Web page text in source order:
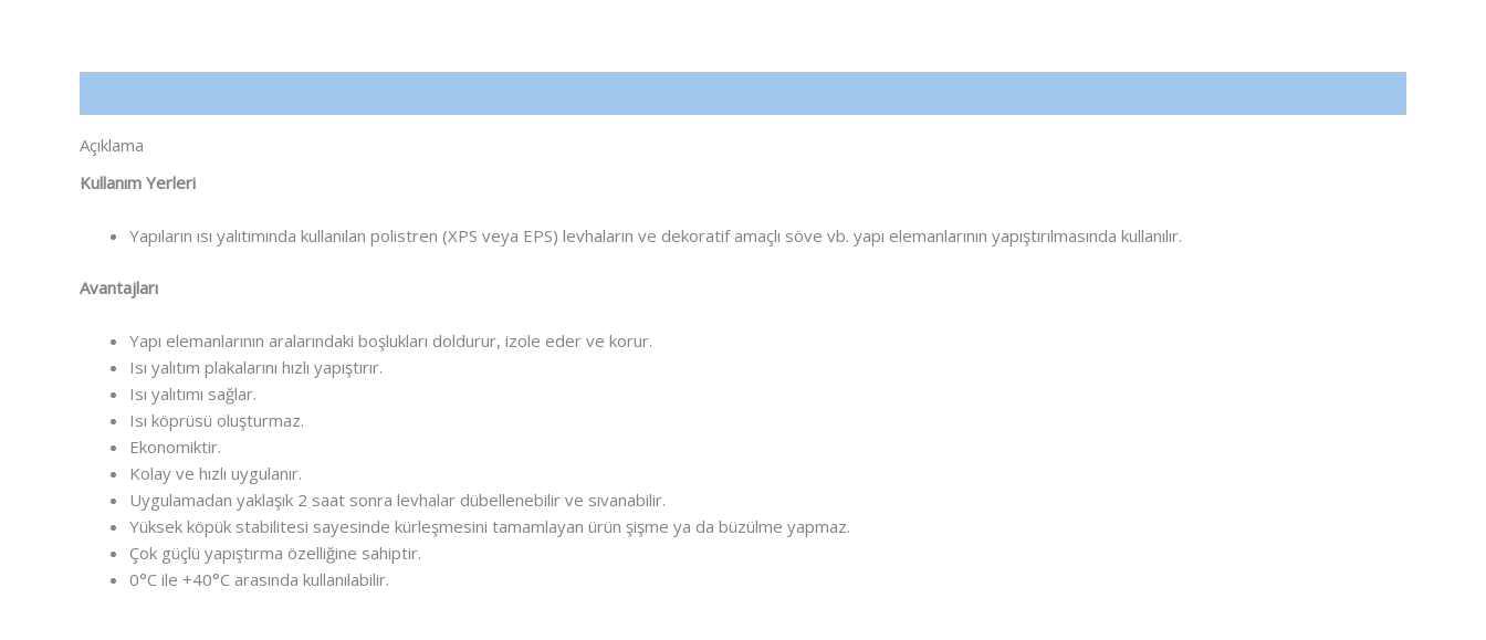
Açıklama
Kullanım Yerleri
Yapıların ısı yalıtımında kullanılan polistren (XPS veya EPS) levhaların ve dekoratif amaçlı söve vb. yapı elemanlarının yapıştırılmasında kullanılır.
Avantajları
Yapı elemanlarının aralarındaki boşlukları doldurur, izole eder ve korur.
Isı yalıtım plakalarını hızlı yapıştırır.
Isı yalıtımı sağlar.
Isı köprüsü oluşturmaz.
Ekonomiktir.
Kolay ve hızlı uygulanır.
Uygulamadan yaklaşık 2 saat sonra levhalar dübellenebilir ve sıvanabilir.
Yüksek köpük stabilitesi sayesinde kürleşmesini tamamlayan ürün şişme ya da büzülme yapmaz.
Çok güçlü yapıştırma özelliğine sahiptir.
0°C ile +40°C arasında kullanılabilir.